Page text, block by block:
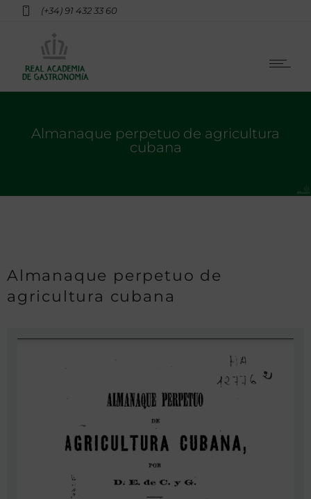
(+34) 91 432 33 60
Almanaque perpetuo de agricultura
cubana
Almanaque perpetuo de
agricultura cubana